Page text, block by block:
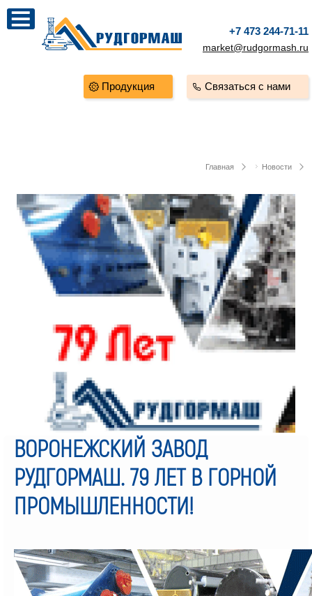
+7 473 244-71-11
market@rudgormash.ru
Связаться с нами
Продукция
Главная Новости
ВОРОНЕЖСКИЙ ЗАВОД
РУДГОРМАШ. 79 ЛЕТ В ГОРНОЙ
ПРОМЫШЛЕННОСТИ!